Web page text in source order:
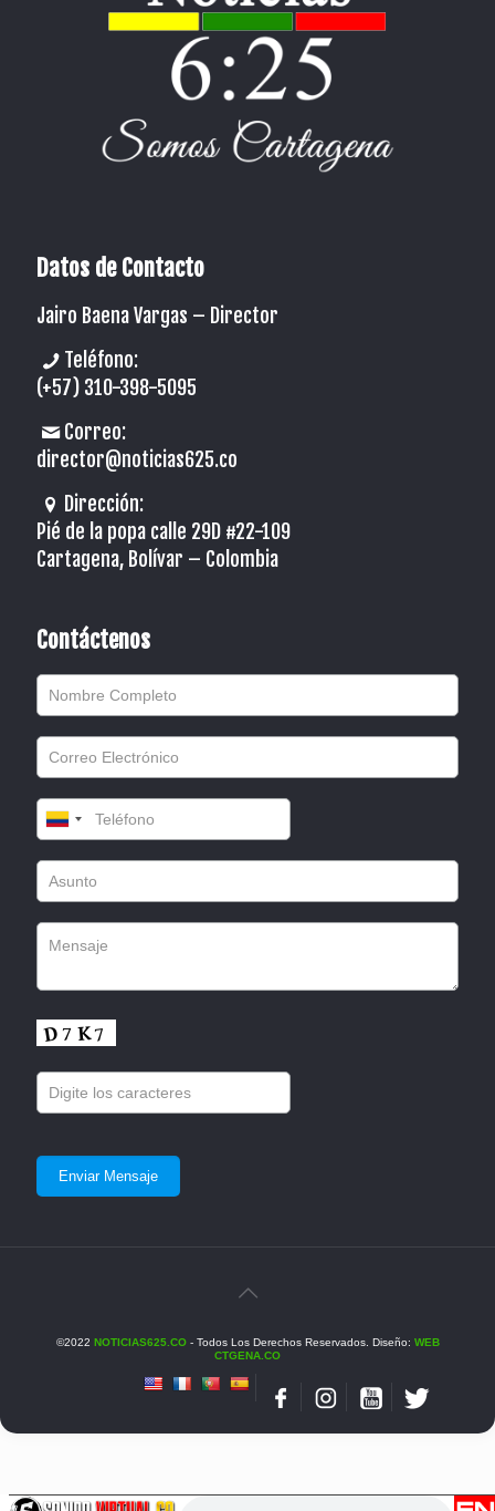
Datos de Contacto
Jairo Baena Vargas – Director
Teléfono:
(+57) 310-398-5095
Correo:
director@noticias625.co
Dirección:
Pié de la popa calle 29D #22-109
Cartagena, Bolívar – Colombia
Contáctenos
©2022 NOTICIAS625.CO- Todos Los Derechos Reservados. Diseño: WEB
CTGENA.CO